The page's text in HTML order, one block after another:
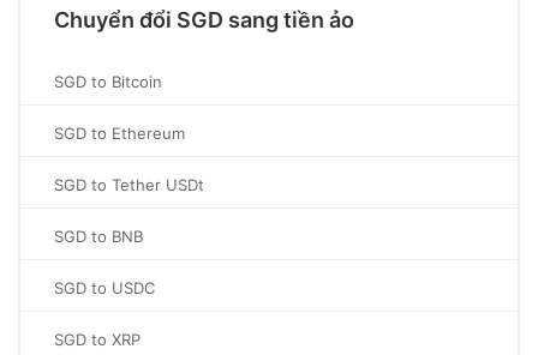
Chuyển đổi SGD sang tiền ảo
SGD to Bitcoin
SGD to Ethereum
SGD to Tether USDt
SGD to BNB
SGD to USDC
SGD to XRP